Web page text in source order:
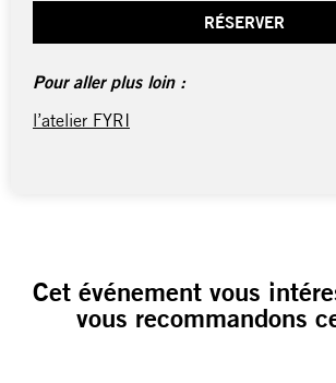
RÉSERVER
Pour aller plus loin :
l’atelier FYRI
Cet événement vous
vous recommandons